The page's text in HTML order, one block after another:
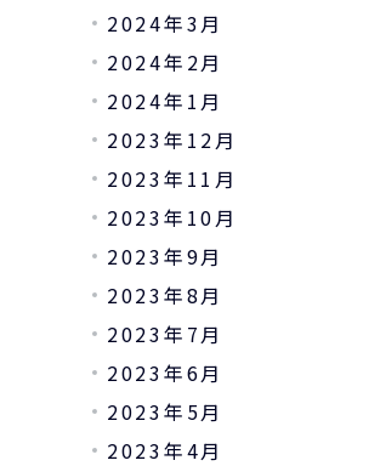
2024年3月
2024年2月
2024年1月
2023年12月
2023年11月
2023年10月
2023年9月
2023年8月
2023年7月
2023年6月
2023年5月
2023年4月